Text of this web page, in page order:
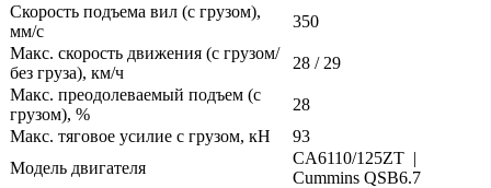
Скорость подъема вил (с грузом),
мм/с
350
Макс. скорость движения (с грузом/
без груза), км/ч
28 / 29
Макс. преодолеваемый подъем (с
грузом), %
28
Макс. тяговое усилие с грузом, кН
93
Модель двигателя
CA6110/125ZT |
Cummins QSB6.7